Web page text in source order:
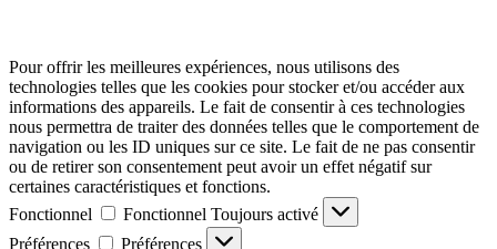
Pour offrir les meilleures expériences, nous utilisons des
technologies telles que les cookies pour stocker et/ou accéder aux
informations des appareils. Le fait de consentir à ces technologies
nous permettra de traiter des données telles que le comportement de
navigation ou les ID uniques sur ce site. Le fait de ne pas consentir
ou de retirer son consentement peut avoir un effet négatif sur
certaines caractéristiques et fonctions.
Fonctionnel
Fonctionnel Toujours activé
Préférences
Préférences